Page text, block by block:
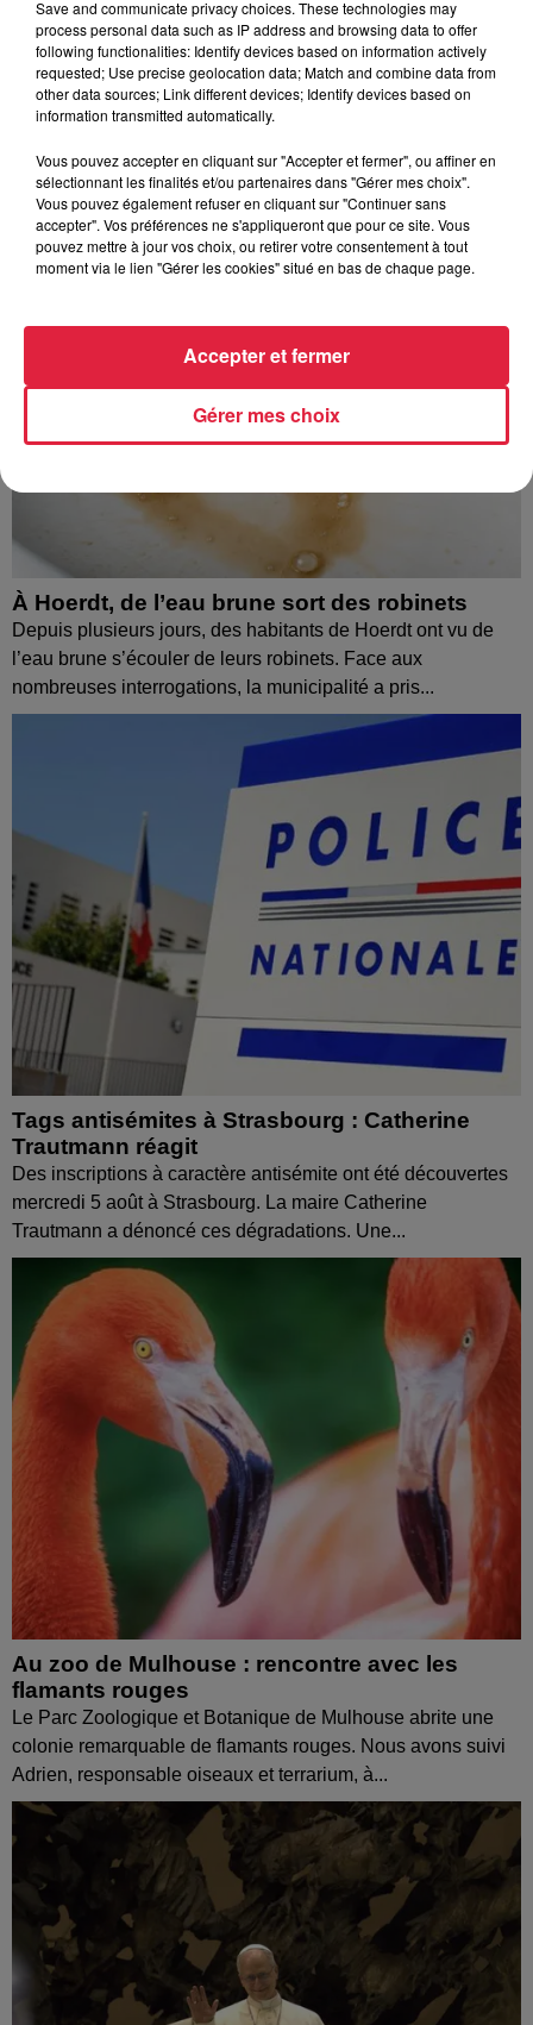
À Hoerdt, de l’eau brune sort des robinets
Depuis plusieurs jours, des habitants de Hoerdt ont vu de
l’eau brune s’écouler de leurs robinets. Face aux
nombreuses interrogations, la municipalité a pris...
Tags antisémites à Strasbourg : Catherine
Trautmann réagit
Des inscriptions à caractère antisémite ont été découvertes
mercredi 5 août à Strasbourg. La maire Catherine
Trautmann a dénoncé ces dégradations. Une...
Au zoo de Mulhouse : rencontre avec les
flamants rouges
Le Parc Zoologique et Botanique de Mulhouse abrite une
colonie remarquable de flamants rouges. Nous avons suivi
Adrien, responsable oiseaux et terrarium, à...
Save and communicate privacy choices. These technologies may
process personal data such as IP address and browsing data to offer
following functionalities: Identify devices based on information actively
requested; Use precise geolocation data; Match and combine data from
other data sources; Link different devices; Identify devices based on
information transmitted automatically.
Vous pouvez accepter en cliquant sur "Accepter et fermer", ou affiner en
sélectionnant les finalités et/ou partenaires dans "Gérer mes choix".
Vous pouvez également refuser en cliquant sur "Continuer sans
accepter". Vos préférences ne s'appliqueront que pour ce site. Vous
pouvez mettre à jour vos choix, ou retirer votre consentement à tout
moment via le lien "Gérer les cookies" situé en bas de chaque page.
Gérer mes choix
Accepter et fermer